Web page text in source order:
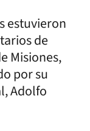
estuvieron
de
Misiones,
por su
Adolfo